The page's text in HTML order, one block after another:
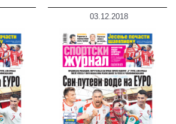
03.12.2018